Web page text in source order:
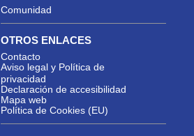
Comunidad
OTROS ENLACES
Contacto
Aviso legal y Política de
privacidad
Declaración de accesibilidad
Mapa web
Política de Cookies (EU)